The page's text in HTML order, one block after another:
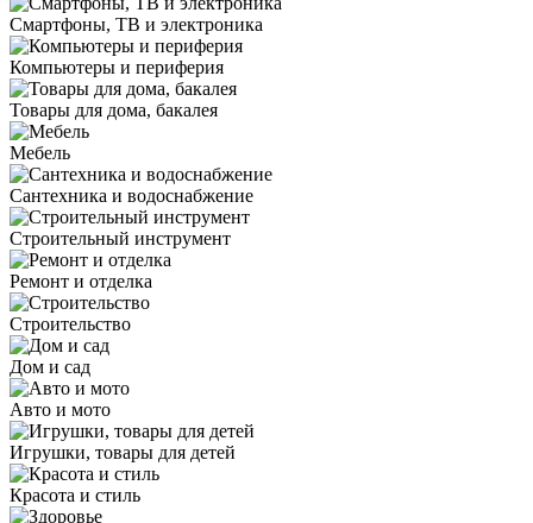
Смартфоны, ТВ и электроника
Компьютеры и периферия
Товары для дома, бакалея
Мебель
Сантехника и водоснабжение
Строительный инструмент
Ремонт и отделка
Строительство
Дом и сад
Авто и мото
Игрушки, товары для детей
Красота и стиль